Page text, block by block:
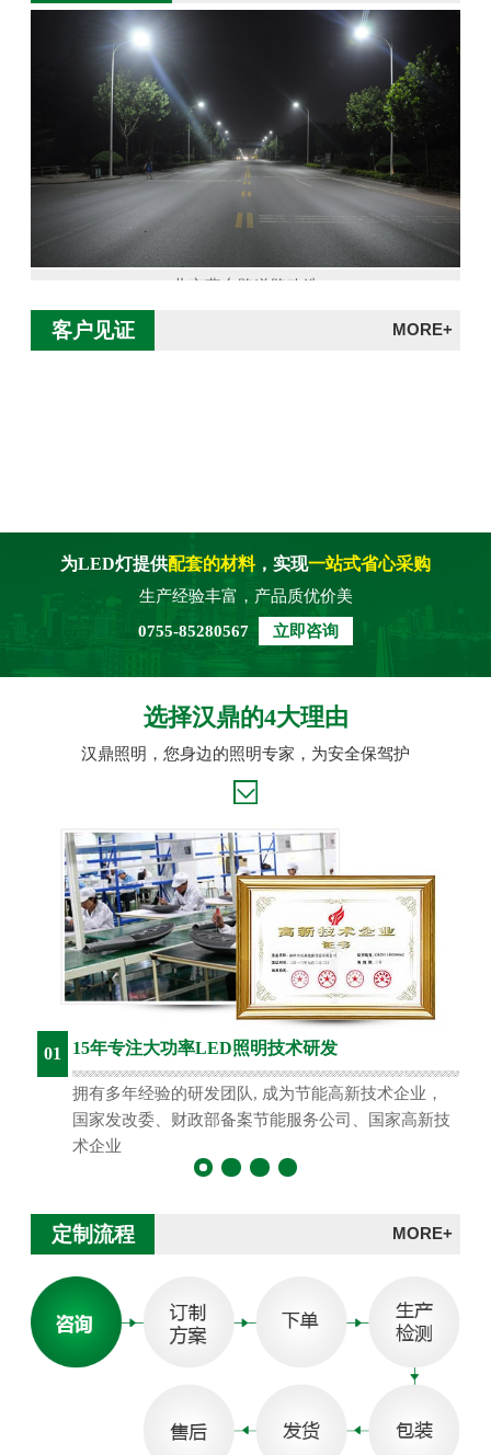
北京燕东路道路改造
客户见证 MORE+
为LED灯提供配套的材料，实现一站式省心采购
生产经验丰富，产品质优价美
0755-85280567
立即咨询
选择汉鼎的4大理由
汉鼎照明，您身边的照明专家，为安全保驾护
01 15年专注大功率LED照明技术研发
拥有多年经验的研发团队, 成为节能高新技术企业，
国家发改委、财政部备案节能服务公司、国家高新技
术企业
定制流程 MORE+